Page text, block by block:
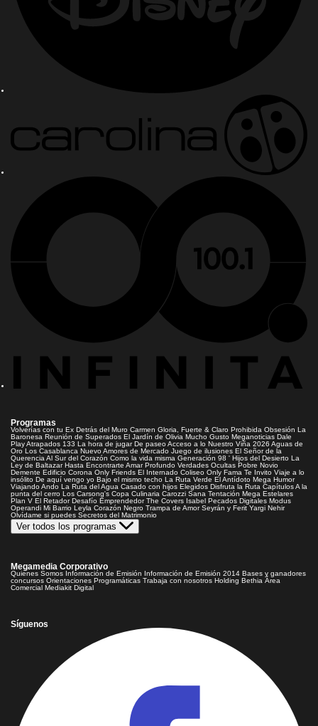
Programas
Volverías con tu Ex Detrás del Muro Carmen Gloria, Fuerte & Claro Prohibida Obsesión La
Baronesa Reunión de Superados El Jardín de Olivia Mucho Gusto Meganoticias Dale
PlayAtrapados 133 La hora de jugar De paseoAcceso a lo Nuestro Viña 2026 Aguas de
Oro Los Casablanca Nuevo Amores de Mercado Juego de ilusiones El Señor de la
Querencia Al Sur del Corazón Como la vida misma Generación 98 ' Hijos del Desierto La
Ley de Baltazar Hasta Encontrarte Amar Profundo Verdades Ocultas Pobre Novio
Demente Edificio Corona Only Friends El Internado Coliseo Only Fama Te Invito Viaje a lo
insólito De aquí vengo yo Bajo el mismo techo La Ruta Verde El Antídoto Mega Humor
Viajando Ando La Ruta del Agua Casado con hijos Elegidos Disfruta la Ruta CapítulosA la
punta del cerro Los Carsong's Copa Culinaria Carozzi Sana Tentación Mega Estelares
Plan V El Retador Desafío Emprendedor The Covers Isabel Pecados Digitales Modus
Operandi Mi Barrio Leyla Corazón Negro Trampa de Amor Seyrán y Ferit Yargi Nehir
Olvídame si puedes Secretos del Matrimonio
Ver todos los programas
Megamedia Corporativo
Quienes Somos Información de Emisión Información de Emisión 2014 Bases y ganadores
concursos Orientaciones Programáticas Trabaja con nosotros Holding Bethia Área
Comercial Mediakit Digital
Síguenos